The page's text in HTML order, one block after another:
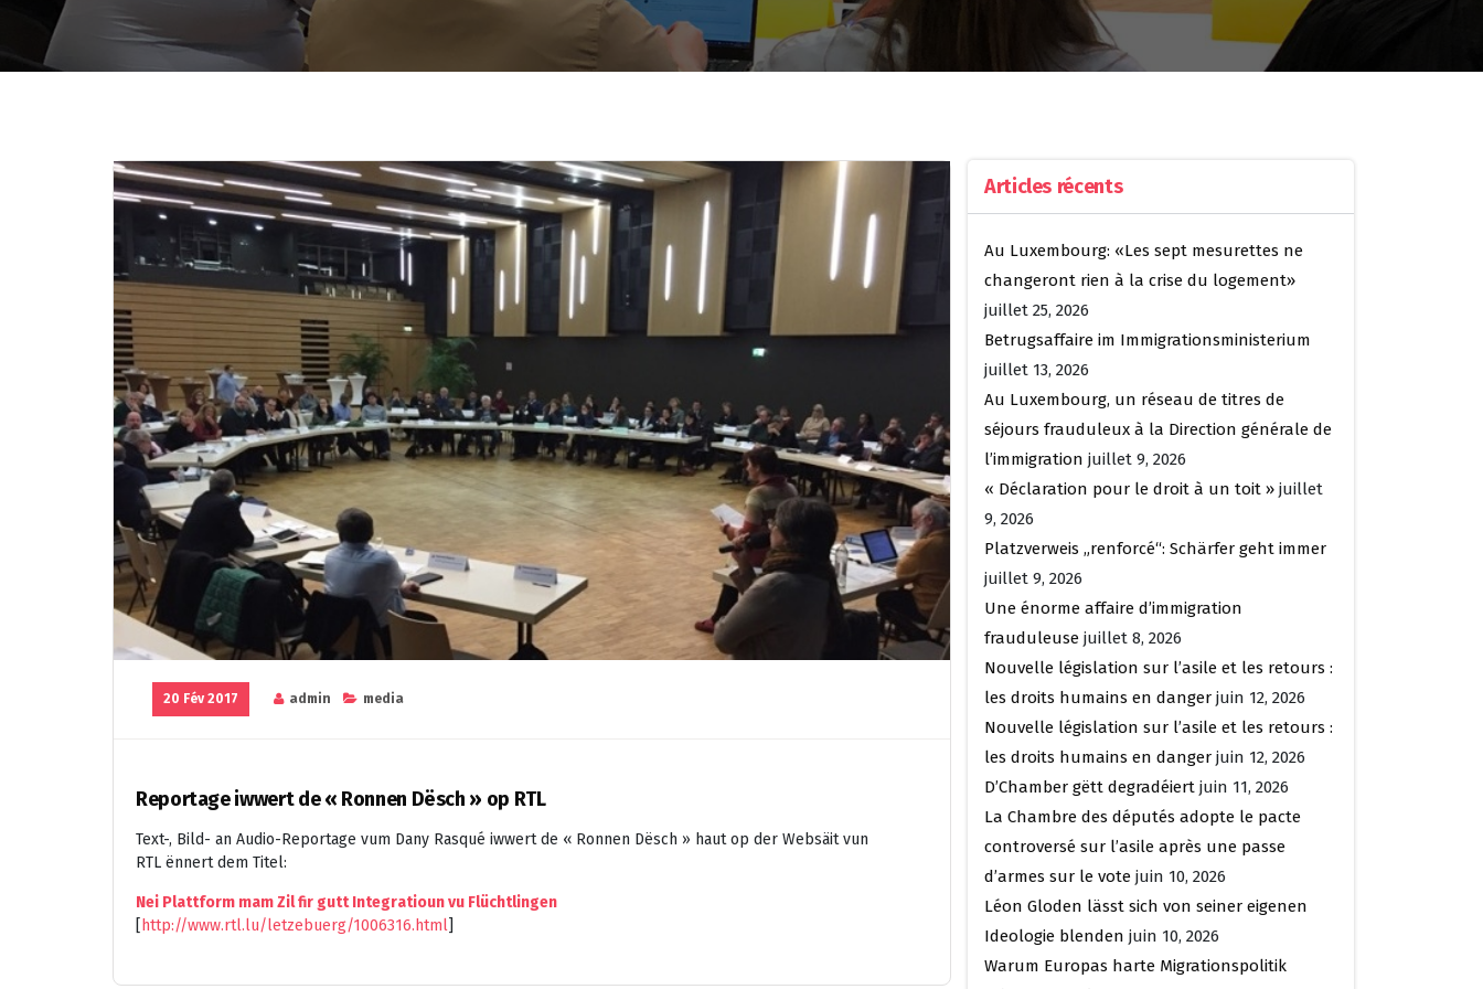
20 Fév 2017 admin media
Reportage iwwert de « Ronnen Dësch » op RTL
Text-, Bild- an Audio-Reportage vum Dany Rasqué iwwert de « Ronnen Dësch » haut op der Websäit vun
RTL ënnert dem Titel:
Nei Plattform mam Zil fir gutt Integratioun vu Flüchtlingen
[ http://www.rtl.lu/letzebuerg/1006316.html]
Articles récents
Au Luxembourg: «Les sept mesurettes ne
changeront rien à la crise du logement»
juillet 25, 2026
Betrugsaffaire im Immigrationsministerium
juillet 13, 2026
Au Luxembourg, un réseau de titres de
séjours frauduleux à la Direction générale de
l’immigration juillet 9, 2026
« Déclaration pour le droit à un toit » juillet
9, 2026
Platzverweis „renforcé“: Schärfer geht immer
juillet 9, 2026
Une énorme affaire d’immigration
frauduleuse juillet 8, 2026
Nouvelle législation sur l’asile et les retours :
les droits humains en danger juin 12, 2026
Nouvelle législation sur l’asile et les retours :
les droits humains en danger juin 12, 2026
D’Chamber gëtt degradéiert juin 11, 2026
La Chambre des députés adopte le pacte
controversé sur l’asile après une passe
d’armes sur le vote juin 10, 2026
Léon Gloden lässt sich von seiner eigenen
Ideologie blenden juin 10, 2026
Warum Europas harte Migrationspolitik